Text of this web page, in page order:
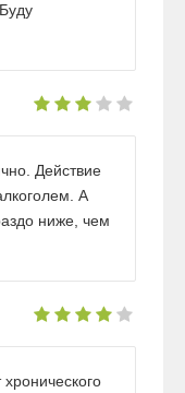
Действие
А
ниже, чем